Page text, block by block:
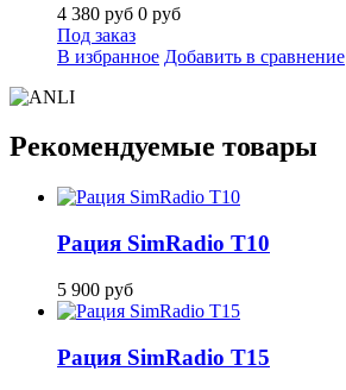
4 380 руб 0 руб
Под заказ
В избранное Добавить в сравнение
Рекомендуемые товары
Рация SimRadio T10
5 900 руб
Рация SimRadio T15